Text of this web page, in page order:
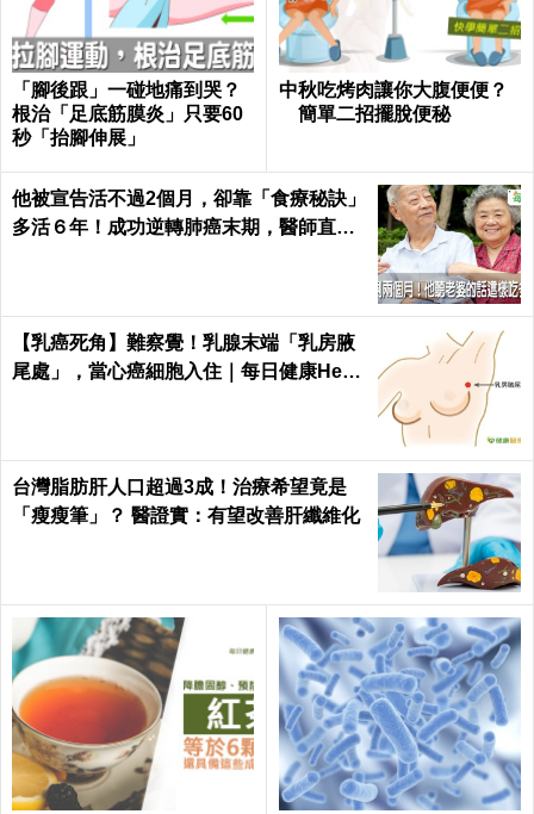
「腳後跟」一碰地痛到哭？
根治「足底筋膜炎」只要60
秒「抬腳伸展」
中秋吃烤肉讓你大腹便便？
簡單二招擺脫便秘
他被宣告活不過2個月，卻靠「食療秘訣」
多活６年！成功逆轉肺癌末期，醫師直
【乳癌死角】難察覺！乳腺末端「乳房腋
尾處」，當心癌細胞入住｜每日健康Healt
台灣脂肪肝人口超過3成！治療希望竟是
「瘦瘦筆」？ 醫證實：有望改善肝纖維化